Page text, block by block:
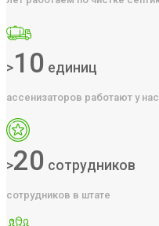
>10 единиц
ассенизаторов работают у нас
>20 сотрудников
сотрудников в штате